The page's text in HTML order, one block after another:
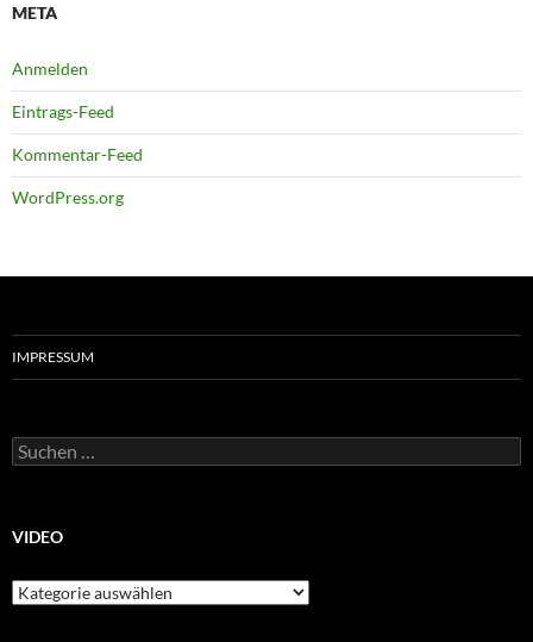
META
Anmelden
Eintrags-Feed
Kommentar-Feed
WordPress.org
IMPRESSUM
Suchen
nach:
VIDEO
Video